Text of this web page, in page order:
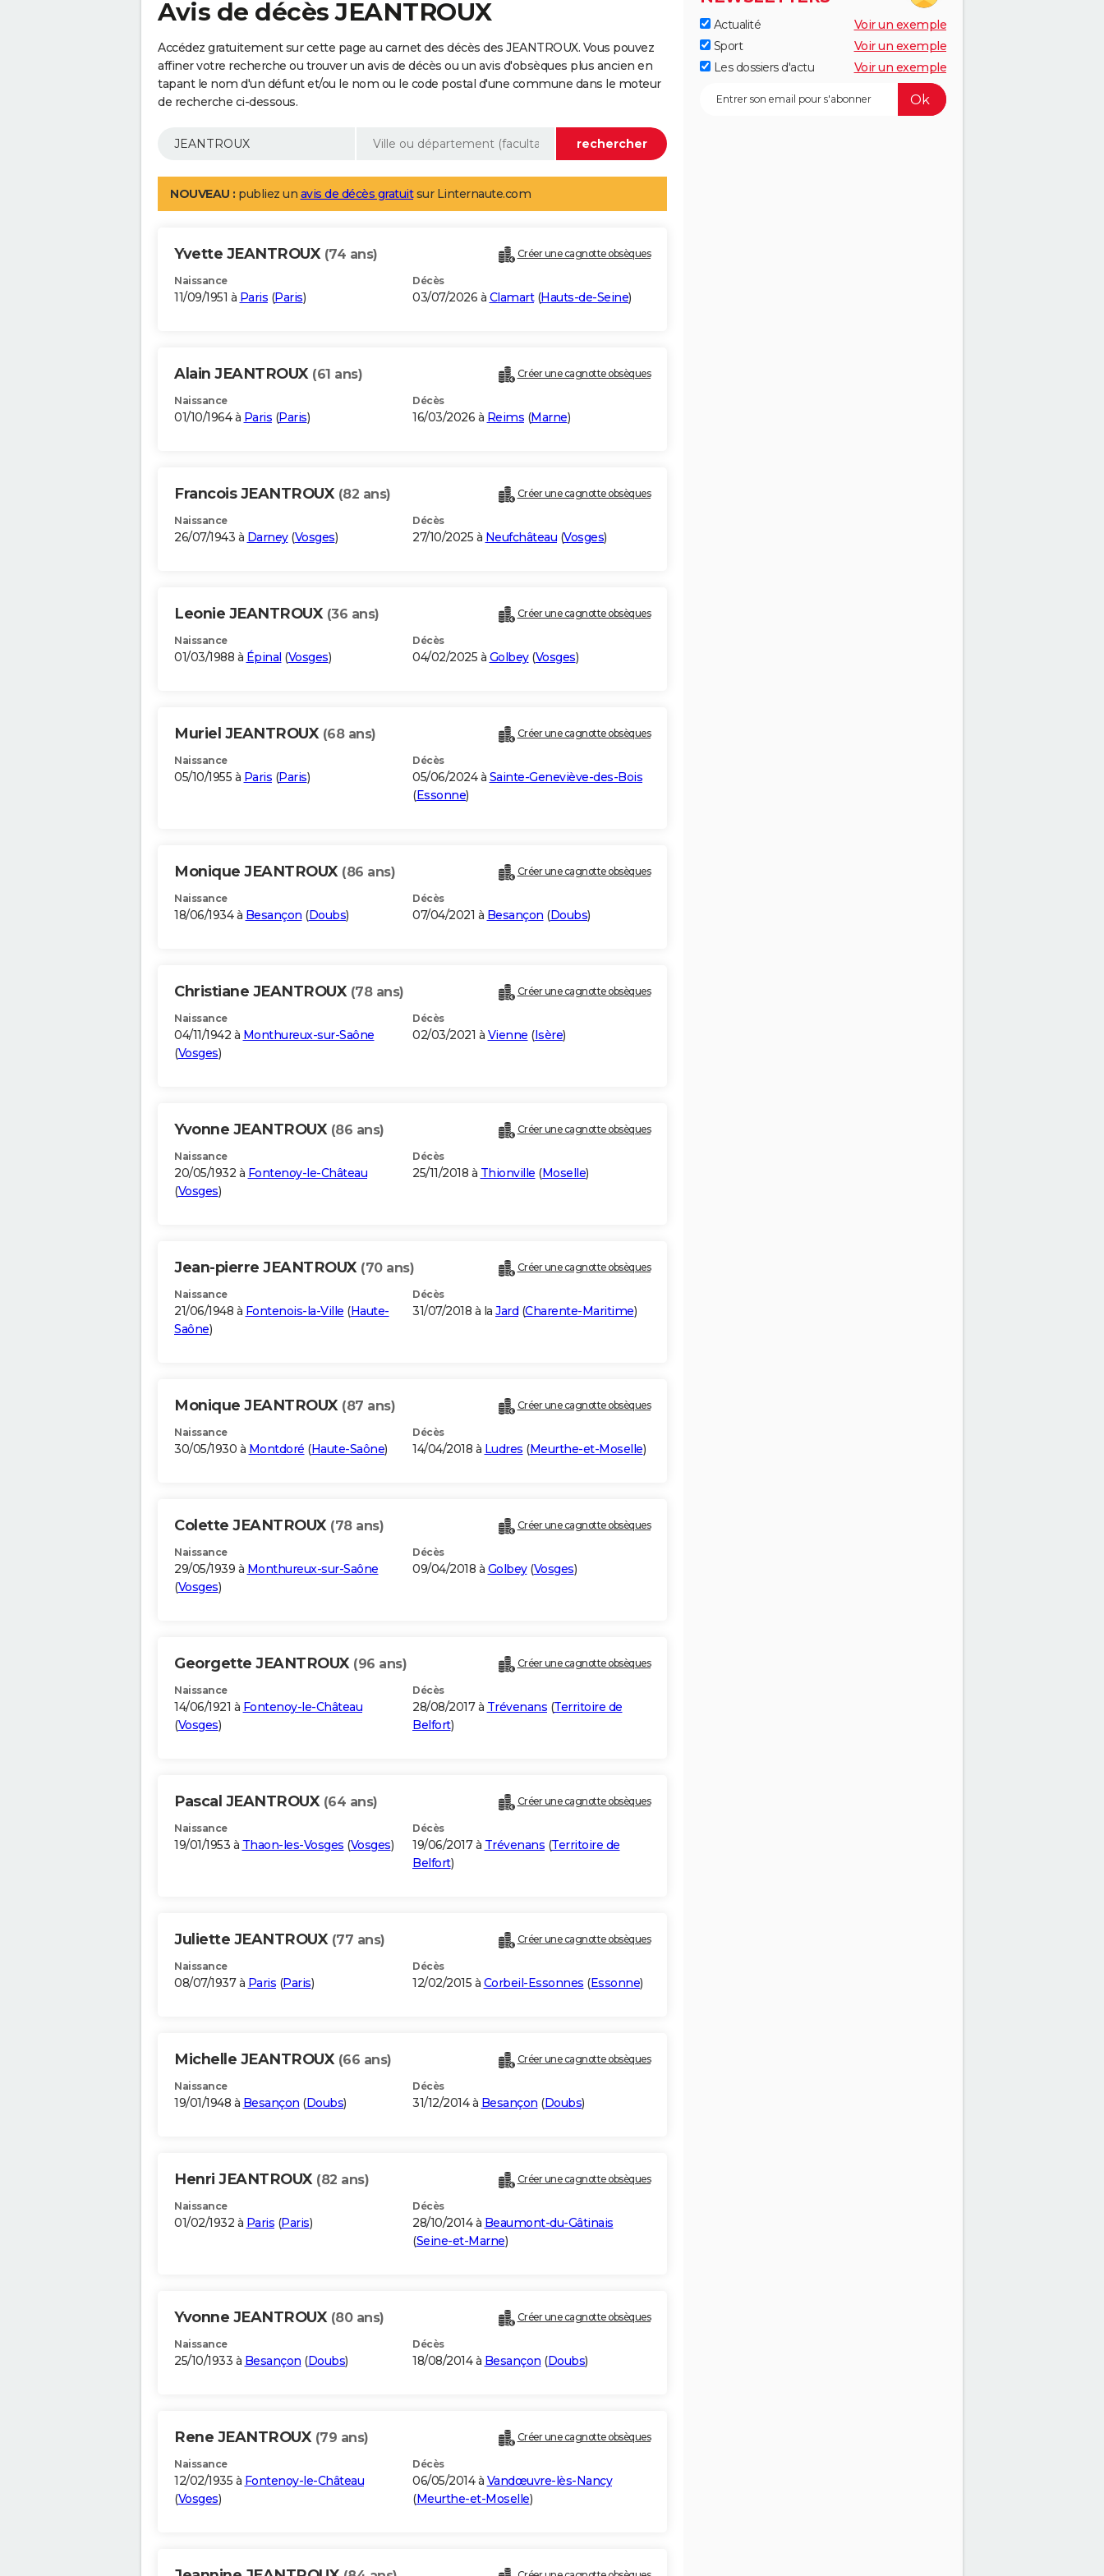
Avis de décès JEANTROUX
Accédez gratuitement sur cette page au carnet des décès des JEANTROUX. Vous pouvez
affiner votre recherche ou trouver un avis de décès ou un avis d'obsèques plus ancien en
tapant le nom d'un défunt et/ou le nom ou le code postal d'une commune dans le moteur
de recherche ci-dessous.
NOUVEAU : publiez un avis de décès gratuitsur Linternaute.com
Yvette JEANTROUX (74 ans) Créer une cagnotte obsèques
Naissance
11/09/1951 à Paris (Paris)
Décès
03/07/2026 à Clamart(Hauts-de-Seine)
Alain JEANTROUX (61 ans) Créer une cagnotte obsèques
Naissance
01/10/1964 à Paris (Paris)
Décès
16/03/2026 à Reims (Marne)
Francois JEANTROUX (82 ans) Créer une cagnotte obsèques
Naissance
26/07/1943 à Darney(Vosges)
Décès
27/10/2025 à Neufchâteau (Vosges)
Leonie JEANTROUX (36 ans) Créer une cagnotte obsèques
Naissance
01/03/1988 à Épinal (Vosges)
Décès
04/02/2025 à Golbey(Vosges)
Muriel JEANTROUX (68 ans) Créer une cagnotte obsèques
Naissance
05/10/1955 à Paris (Paris)
Décès
05/06/2024 à Sainte-Geneviève-des-Bois
(Essonne)
Monique JEANTROUX (86 ans) Créer une cagnotte obsèques
Naissance
18/06/1934 à Besançon (Doubs)
Décès
07/04/2021 à Besançon (Doubs)
Christiane JEANTROUX (78 ans) Créer une cagnotte obsèques
Naissance
04/11/1942 à Monthureux-sur-Saône
(Vosges)
Décès
02/03/2021 à Vienne (Isère)
Yvonne JEANTROUX (86 ans) Créer une cagnotte obsèques
Naissance
20/05/1932 à Fontenoy-le-Château
(Vosges)
Décès
25/11/2018 à Thionville (Moselle)
Jean-pierre JEANTROUX (70 ans) Créer une cagnotte obsèques
Naissance
21/06/1948 à Fontenois-la-Ville (Haute-
Saône)
Décès
31/07/2018 à la Jard (Charente-Maritime)
Monique JEANTROUX (87 ans) Créer une cagnotte obsèques
Naissance
30/05/1930 à Montdoré (Haute-Saône)
Décès
14/04/2018 à Ludres (Meurthe-et-Moselle)
Colette JEANTROUX (78 ans) Créer une cagnotte obsèques
Naissance
29/05/1939 à Monthureux-sur-Saône
(Vosges)
Décès
09/04/2018 à Golbey(Vosges)
Georgette JEANTROUX (96 ans) Créer une cagnotte obsèques
Naissance
14/06/1921 à Fontenoy-le-Château
(Vosges)
Décès
28/08/2017 à Trévenans (Territoire de
Belfort)
Pascal JEANTROUX (64 ans) Créer une cagnotte obsèques
Naissance
19/01/1953 à Thaon-les-Vosges (Vosges)
Décès
19/06/2017 à Trévenans (Territoire de
Belfort)
Juliette JEANTROUX (77 ans) Créer une cagnotte obsèques
Naissance
08/07/1937 à Paris (Paris)
Décès
12/02/2015 à Corbeil-Essonnes (Essonne)
Michelle JEANTROUX (66 ans) Créer une cagnotte obsèques
Naissance
19/01/1948 à Besançon (Doubs)
Décès
31/12/2014 à Besançon (Doubs)
Henri JEANTROUX (82 ans) Créer une cagnotte obsèques
Naissance
01/02/1932 à Paris (Paris)
Décès
28/10/2014 à Beaumont-du-Gâtinais
(Seine-et-Marne)
Yvonne JEANTROUX (80 ans) Créer une cagnotte obsèques
Naissance
25/10/1933 à Besançon (Doubs)
Décès
18/08/2014 à Besançon (Doubs)
Rene JEANTROUX (79 ans) Créer une cagnotte obsèques
Naissance
12/02/1935 à Fontenoy-le-Château
(Vosges)
Décès
06/05/2014 à Vandœuvre-lès-Nancy
(Meurthe-et-Moselle)
Actualité
Voir un exemple
Sport
Voir un exemple
Les dossiers d'actu
Voir un exemple